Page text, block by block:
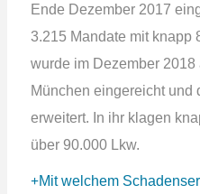
Ende Dezember 2017
3.215 Mandate mit knapp
wurde im Dezember 2018
München eingereicht und
erweitert. In ihr klagen
über 90.000 Lkw.
Mit welchem